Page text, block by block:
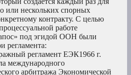
или нескольких спорных
контракту. С целью
работе
под эгидой ООН были
регламента:
регламент ЕЭК1966 г.
международного
арбитража Экономической